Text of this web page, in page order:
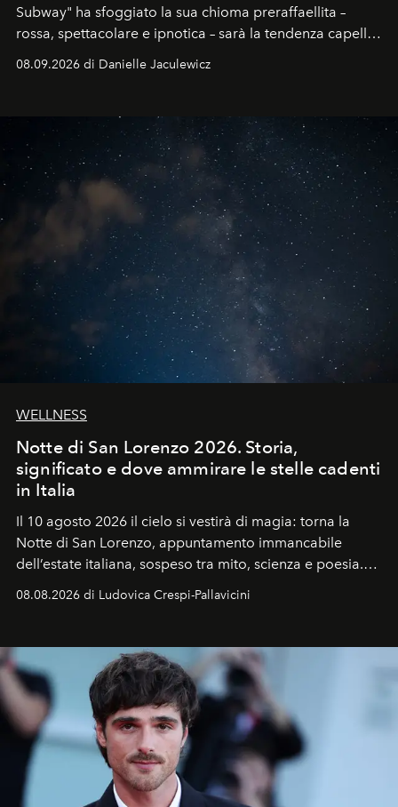
Subway" ha sfoggiato la sua chioma preraffaellita –
rossa, spettacolare e ipnotica – sarà la tendenza capelli
08.09.2026 di Danielle Jaculewicz
WELLNESS
Notte di San Lorenzo 2026. Storia,
significato e dove ammirare le stelle cadenti
in Italia
Il 10 agosto 2026 il cielo si vestirà di magia: torna la
Notte di San Lorenzo, appuntamento immancabile
dell’estate italiana, sospeso tra mito, scienza e poesia.
celeste per seguire il passaggio delle
all’universo i desideri più segreti
08.08.2026 di Ludovica Crespi-Pallavicini